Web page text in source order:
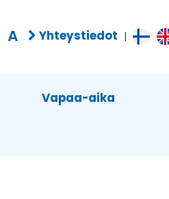
A Yhteystiedot |
Vapaa-aika